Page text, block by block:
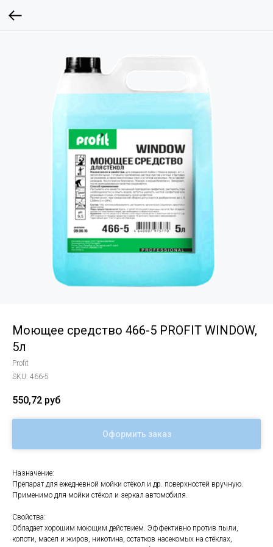
Моющее средство 466-5 PROFIT WINDOW,
5л
Profit
SKU: 466-5
550,72 руб
Оформить заказ
Назначение:
Препарат для ежедневной мойки стёкол и др. поверхностей вручную.
Применимо для мойки стёкол и зеркал автомобиля.
Свойства:
Обладает хорошим моющим действием. Эффективно против пыли,
копоти, масел и жиров, никотина, остатков насекомых на стёклах,